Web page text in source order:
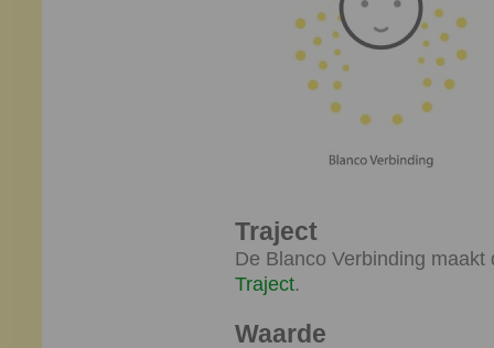
Traject
De Blanco Verbinding
Traject.
Waarde